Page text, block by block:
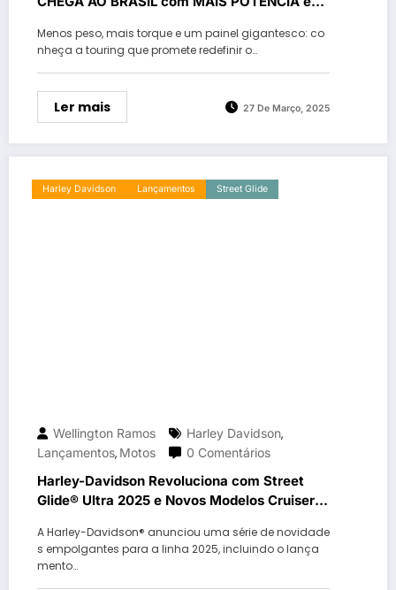
Menos peso, mais torque e um painel gigantesco: co
nheça a touring que promete redefinir o…
Ler mais 27 De Março, 2025
Harley Davidson Lançamentos Street Glide
Wellington Ramos Harley Davidson,
Lançamentos, Motos 0 Comentários
Harley-Davidson Revoluciona com Street
Glide® Ultra 2025 e Novos Modelos Cruiser:
A Harley-Davidson® anunciou uma série de novidade
s empolgantes para a linha 2025, incluindo o lança
mento…